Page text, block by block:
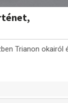
Trianon okairól